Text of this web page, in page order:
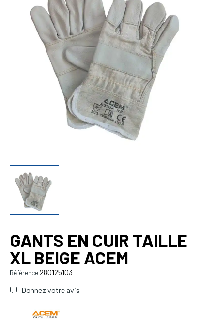
GANTS EN CUIR TAILLE
XL BEIGE ACEM
Référence280125103
Donnez votre avis